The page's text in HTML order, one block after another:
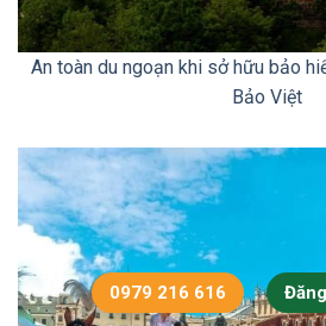
An toàn du ngoạn khi sở hữu bảo
Bảo Việt
0979 216 616